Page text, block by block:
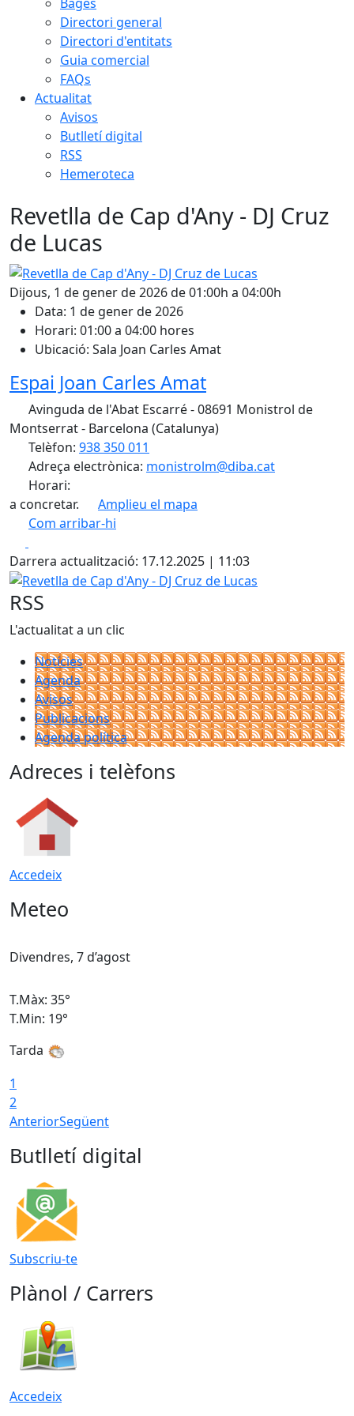
Directori general
Directori d'entitats
Guia comercial
FAQs
Actualitat
Avisos
Butlletí digital
RSS
Hemeroteca
Revetlla de Cap d'Any - DJ Cruz
de Lucas
Revetlla de Cap d'Any - DJ Cruz de Lucas
Dijous, 1 de gener de 2026 de 01:00h a 04:00h
Data: 1 de gener de 2026
Horari: 01:00 a 04:00 hores
Ubicació: Sala Joan Carles Amat
Espai Joan Carles Amat
Avinguda de l'Abat Escarré - 08691 Monistrol de
Montserrat - Barcelona (Catalunya)
Telèfon: 938 350 011
Adreça electrònica: monistrolm@diba.cat
Horari:
a concretar.
Amplieu el mapa
Com arribar-hi
+
−
Darrera actualització: 17.12.2025 | 11:03
Revetlla de Cap d'Any - DJ Cruz de Lucas
RSS
L'actualitat a un clic
Notícies
Agenda
Avisos
Publicacions
Agenda política
Adreces i telèfons
Accedeix
Meteo
Divendres, 7 d’agost
T.Màx: 35°
T.Min: 19°
Tarda
1
2
AnteriorSegüent
Butlletí digital
Subscriu-te
Plànol / Carrers
Accedeix